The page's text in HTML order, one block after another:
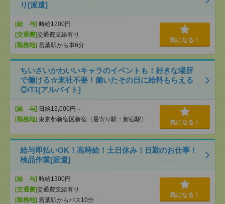
り[派遣]
[給 与] 時給1200円
[交通費]交通費支給有り
[勤務地] 若葉駅から車6分
気になる！
ちいさいかわいいキャラのイベントも！好きな場所
で働ける☆来社不要！働いたその日に給料もらえる
◎/T1[アルバイト]
[給 与] 日給13,000円～
[勤務地] 東京都新宿区新宿（最寄り駅：新宿駅） 気になる！
給与即払いOK！高時給！土日休み！日勤のお仕事！
検品作業[派遣]
[給 与] 時給1300円
[交通費]交通費支給有り
[勤務地] 若葉駅からバス10分
気になる！